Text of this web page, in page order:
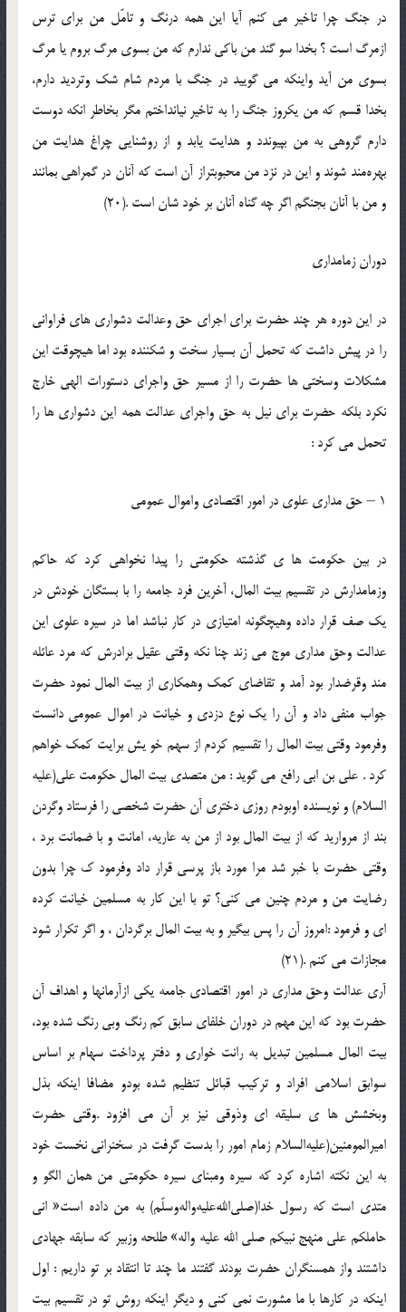
در جنگ چرا تاخير مي كنم آيا اين همه درنگ و تامّل من براي ترس
ازمرگ است ؟ بخدا سو گند من باكي ندارم كه من بسوي مرگ بروم يا مرگ
بسوي من آيد واينكه مي گوييد در جنگ با مردم شام شك وترديد دارم،
بخدا قسم كه من يكروز جنگ را به تاخير نيانداختم مگر بخاطر انكه دوست
دارم گروهي به من بپيوندد و هدايت يابد و از روشنايي چراغ هدايت من
بهره‌مند شوند و اين در نزد من محبوبتراز آن است كه آنان در گمراهي بمانند
و من با آنان بجنگم اگر چه گناه آنان بر خود شان است .(20)
دوران زمامداري
در اين دوره هر چند حضرت براي اجراي حق وعدالت دشواري هاي فراواني
را در پيش داشت كه تحمل آن بسيار سخت و شكننده بود اما هيچوقت اين
مشكلات وسختي ها حضرت را از مسير حق واجراي دستورات الهي خارج
نكرد بلكه حضرت براي نيل به حق واجراي عدالت همه اين دشواري ها را
تحمل مي كرد :
1 – حق مداري علوي در امور اقتصادي واموال عمومي
در بين حكومت ها ي گذشته حكومتي را پيدا نخواهي كرد كه حاكم
وزمامدارش در تقسيم بيت المال، آخرين فرد جامعه را با بستگان خودش در
يك صف قرار داده وهيچگونه امتيازي در كار نباشد اما در سيره علوي اين
عدالت وحق مداري موج مي زند چنا نكه وقتي عقيل برادرش كه مرد عائله
مند وقرضدار بود آمد و تقاضاي كمك وهمكاري از بيت المال نمود حضرت
جواب منفي داد و آن را يك نوع دزدي و خيانت در اموال عمومي دانست
وفرمود وقتي بيت المال را تقسيم كردم از سهم خو يش برايت كمك خواهم
كرد . علي بن ابي رافع مي گويد : من متصدي بيت المال حكومت علي(عليه
السلام) و نويسنده اوبودم روزي دختري آن حضرت شخصي را فرستاد وگردن
بند از مرواريد كه از بيت المال بود از من به عاريه، امانت و با ضمانت برد ،
وقتي حضرت با خبر شد مرا مورد باز پرسي قرار داد وفرمود ك چرا بدون
رضايت من و مردم چنين مي كني؟ تو با اين كار به مسلمين خيانت كرده
اي و فرمود :امروز آن را پس بيگير و به بيت المال برگردان ، و اگر تكرار شود
مجازات مي كنم .(21)
آري عدالت وحق مداري در امور اقتصادي جامعه يكي ازآرمانها و اهداف آن
حضرت بود كه اين مهم در دوران خلفاي سابق كم رنگ وبي رنگ شده بود،
بيت المال مسلمين تبديل به رانت خواري و دفتر پرداخت سهام بر اساس
سوابق اسلامي افراد و تركيب قبائل تنظيم شده بودو مضافا اينكه بذل
وبخشش ها ي سليقه اي وذوقي نيز بر آن مي افزود .وقتي حضرت
اميرالمومنين(عليه‌السلام زمام امور را بدست گرفت در سخنراني نخست خود
به اين نكته اشاره كرد كه سيره ومبناي سيره حكومتي من همان الگو و
متدي است كه رسول خدا(صلي‌الله‌عليه‌واله‌وسلّم) به من داده است« اني
حاملكم علي منهج نبيكم صلي الله عليه واله» طلحه وزبير كه سابقه جهادي
داشتند واز همسنگران حضرت بودند گفتند ما چند تا انتقاد بر تو داريم : اول
اينكه در كارها با ما مشورت نمي كني و ديگر اينكه روش تو در تقسيم بيت